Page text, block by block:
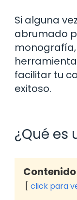
Si alguna
abrumado
facilitar tu
exitoso.
¿Qué es
click para